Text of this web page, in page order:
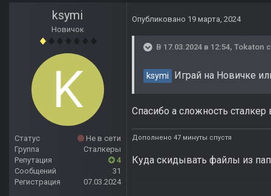
ksymi
Новичок
Статус
Не в сети
Группа
Сталкеры
Репутация
4
Сообщений
31
Регистрация
07.03.2024
Опубликовано 19 марта, 2024
В 17.03.2024 в 12:54, Tokaton
ksymi Играй на Новичке
Спасибо а сложность сталкер
Дополнено 47 минуты спустя
Куда скидывать файлы из